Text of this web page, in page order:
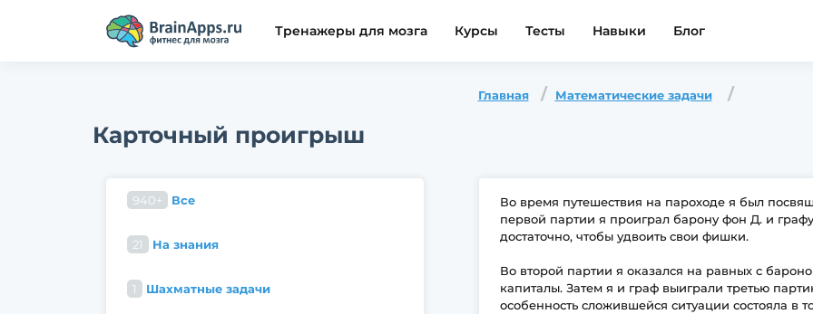
Тренажеры для мозга Курсы Тесты Навыки Блог
Главная Математические задачи
Карточный проигрыш
940+ Все
21 На знания
1 Шахматные задачи
Во время путешествия на пароходе я был
первой партии я проиграл барону фон Д. и
достаточно, чтобы удвоить свои фишки.
Во второй партии я оказался на равных с
капиталы. Затем я и граф выиграли третью
особенность сложившейся ситуации состояла